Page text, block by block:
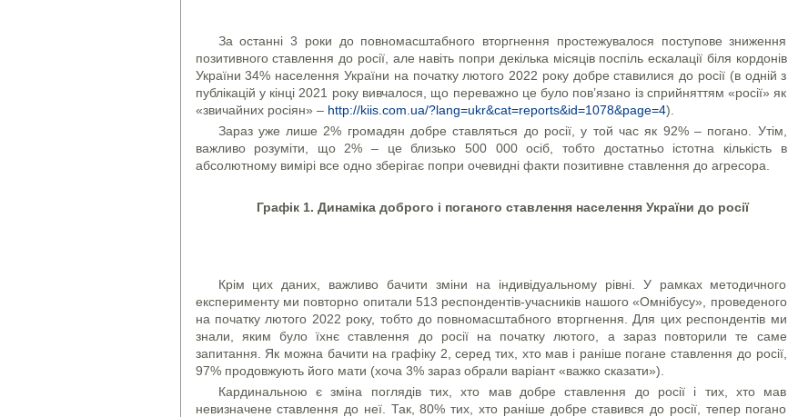
За останні 3 роки до повномасштабного вторгнення простежувалося поступове зниження
позитивного ставлення до росії, але навіть попри декілька місяців поспіль ескалації біля кордонів
України 34% населення України на початку лютого 2022 року добре ставилися до росії (в одній з
публікацій у кінці 2021 року вивчалося, що переважно це було пов’язано із сприйняттям «росії» як
«звичайних росіян» – http://kiis.com.ua/?lang=ukr&cat=reports&id=1078&page=4).
Зараз уже лише 2% громадян добре ставляться до росії, у той час як 92% – погано. Утім,
важливо розуміти, що 2% – це близько 500 000 осіб, тобто достатньо істотна кількість в
абсолютному вимірі все одно зберігає попри очевидні факти позитивне ставлення до агресора.
Графік 1. Динаміка доброго і поганого ставлення населення України до росії
Крім цих даних, важливо бачити зміни на індивідуальному рівні. У рамках методичного
експерименту ми повторно опитали 513 респондентів-учасників нашого «Омнібусу», проведеного
на початку лютого 2022 року, тобто до повномасштабного вторгнення. Для цих респондентів ми
знали, яким було їхнє ставлення до росії на початку лютого, а зараз повторили те саме
запитання. Як можна бачити на графіку 2, серед тих, хто мав і раніше погане ставлення до росії,
97% продовжують його мати (хоча 3% зараз обрали варіант «важко сказати»).
Кардинальною є зміна поглядів тих, хто мав добре ставлення до росії і тих, хто мав
невизначене ставлення до неї. Так, 80% тих, хто раніше добре ставився до росії, тепер погано